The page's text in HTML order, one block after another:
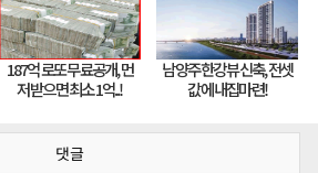
댓글